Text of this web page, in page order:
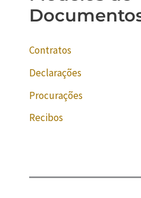
Contratos
Declarações
Procurações
Recibos